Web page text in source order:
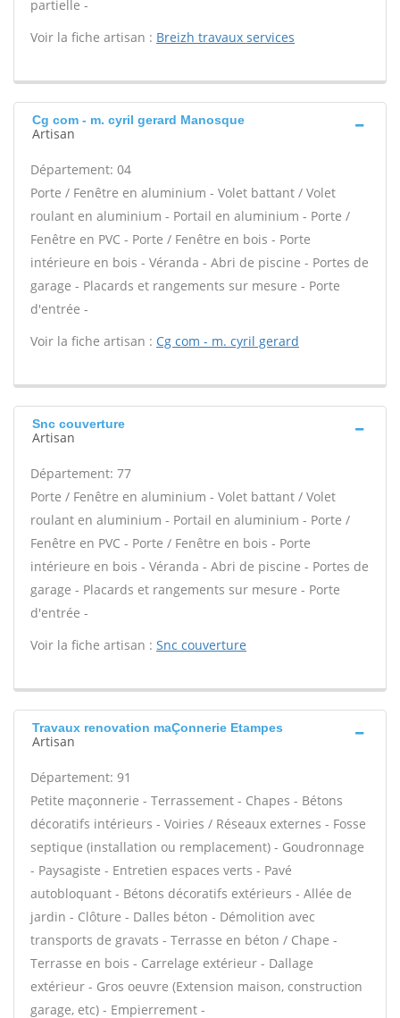
partielle -
Voir la fiche artisan : Breizh travaux services
Cg com - m. cyril gerard Manosque
Artisan
Département: 04
Porte / Fenêtre en aluminium - Volet battant / Volet
roulant en aluminium - Portail en aluminium - Porte /
Fenêtre en PVC - Porte / Fenêtre en bois - Porte
intérieure en bois - Véranda - Abri de piscine - Portes de
garage - Placards et rangements sur mesure - Porte
d'entrée -
Voir la fiche artisan : Cg com - m. cyril gerard
Snc couverture
Artisan
Département: 77
Porte / Fenêtre en aluminium - Volet battant / Volet
roulant en aluminium - Portail en aluminium - Porte /
Fenêtre en PVC - Porte / Fenêtre en bois - Porte
intérieure en bois - Véranda - Abri de piscine - Portes de
garage - Placards et rangements sur mesure - Porte
d'entrée -
Voir la fiche artisan : Snc couverture
Travaux renovation maÇonnerie Etampes
Artisan
Département: 91
Petite maçonnerie - Terrassement - Chapes - Bétons
décoratifs intérieurs - Voiries / Réseaux externes - Fosse
septique (installation ou remplacement) - Goudronnage
- Paysagiste - Entretien espaces verts - Pavé
autobloquant - Bétons décoratifs extérieurs - Allée de
jardin - Clôture - Dalles béton - Démolition avec
transports de gravats - Terrasse en béton / Chape -
Terrasse en bois - Carrelage extérieur - Dallage
extérieur - Gros oeuvre (Extension maison, construction
garage, etc) - Empierrement -